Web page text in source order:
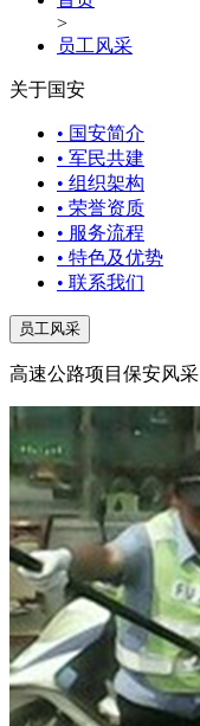
>
员工风采
关于国安
• 国安简介
• 军民共建
• 组织架构
• 荣誉资质
• 服务流程
• 特色及优势
• 联系我们
员工风采
高速公路项目保安风采